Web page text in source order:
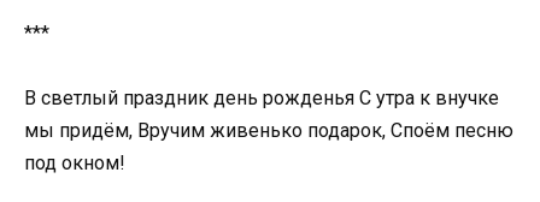
***
В светлый праздник день рожденья С утра к внучке
мы придём, Вручим живенько подарок, Споём песню
под окном!